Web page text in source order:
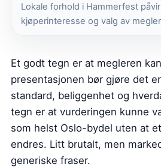
Lokale forhold i Hammerfest
kjøperinteresse og valg av
Et godt tegn er at megleren
presentasjonen bør gjøre det
standard, beliggenhet og
tegn er at vurderingen kunne
som helst Oslo-bydel uten at
endres. Litt brutalt, men
generiske fraser.